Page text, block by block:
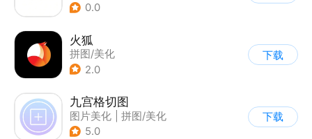
0.0
火狐
拼图/美化
2.0
下载
九宫格切图
图片美化
拼图/美化
5.0
下载